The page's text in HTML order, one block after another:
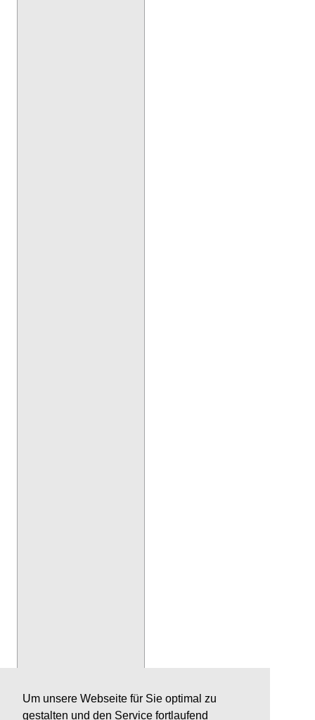
Um unsere Webseite für Sie optimal zu
gestalten und den Service fortlaufend